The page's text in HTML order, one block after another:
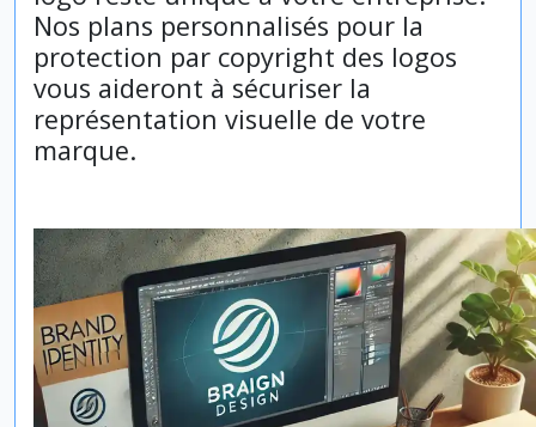
Nos plans personnalisés pour la
protection par copyright des logos
vous aideront à sécuriser la
représentation visuelle de votre
marque.